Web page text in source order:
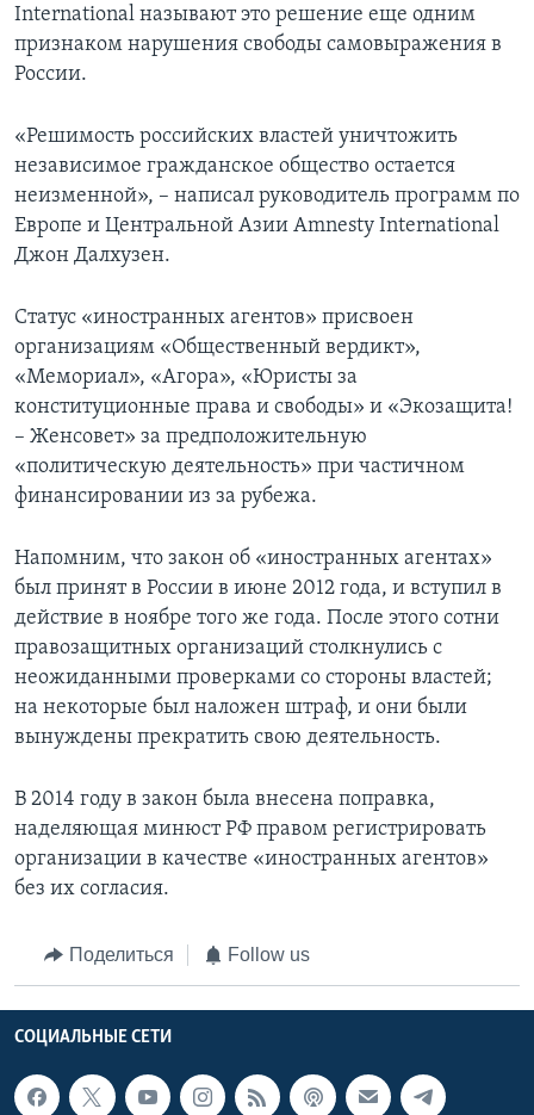
International называют это решение еще одним
признаком нарушения свободы самовыражения в
России.
«Решимость российских властей уничтожить
независимое гражданское общество остается
неизменной», – написал руководитель программ по
Европе и Центральной Азии Amnesty International
Джон Далхузен.
Статус «иностранных агентов» присвоен
организациям «Общественный вердикт»,
«Мемориал», «Агора», «Юристы за
конституционные права и свободы» и «Экозащита!
– Женсовет» за предположительную
«политическую деятельность» при частичном
финансировании из за рубежа.
Напомним, что закон об «иностранных агентах»
был принят в России в июне 2012 года, и вступил в
действие в ноябре того же года. После этого сотни
правозащитных организаций столкнулись с
неожиданными проверками со стороны властей;
на некоторые был наложен штраф, и они были
вынуждены прекратить свою деятельность.
В 2014 году в закон была внесена поправка,
наделяющая минюст РФ правом регистрировать
организации в качестве «иностранных агентов»
без их согласия.
Поделиться Follow us
СОЦИАЛЬНЫЕ СЕТИ